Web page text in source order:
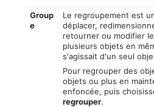
Group
e
Le regroupement est
déplacer,
retourner ou modifier
plusieurs objets en
s'agissait d'un seul
Pour regrouper des
objets ou plus en
enfoncée, puis
regrouper.